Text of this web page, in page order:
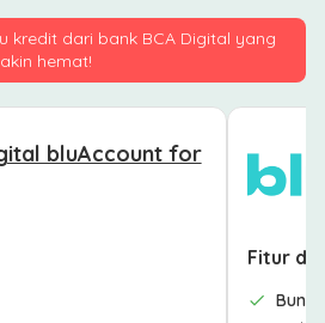
kredit dari bank BCA Digital yang
hemat!
bluAccount for
Fitur